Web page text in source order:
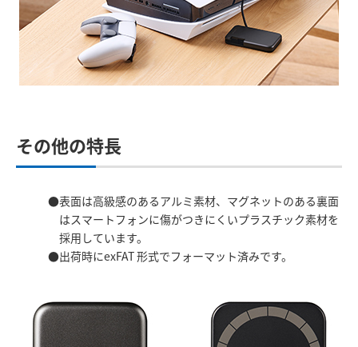
その他の特長
表面は高級感のあるアルミ素材、マグネットのある裏面
はスマートフォンに傷がつきにくいプラスチック素材を
採用しています。
出荷時にexFAT 形式でフォーマット済みです。